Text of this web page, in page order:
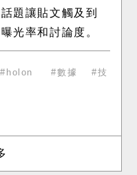
題讓貼文觸及到
光率和討論度。
文好難」的幽默
數據
技